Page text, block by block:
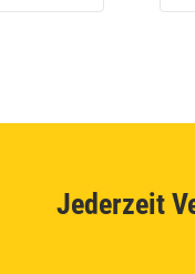
Jederzeit